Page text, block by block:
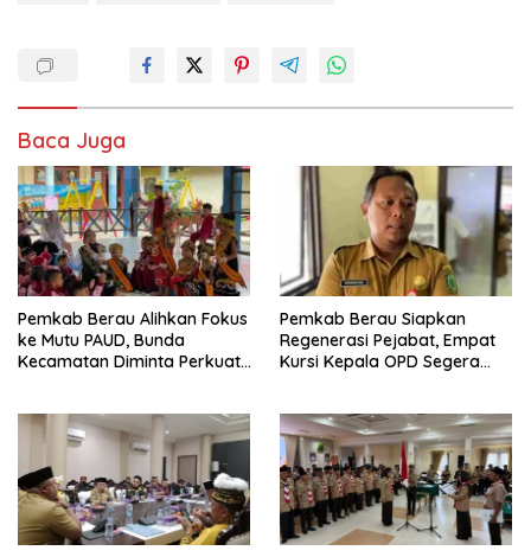
Baca Juga
Pemkab Berau Alihkan Fokus
ke Mutu PAUD, Bunda
Kecamatan Diminta Perkuat
Pemkab Berau Siapkan
Regenerasi Pejabat, Empat
Kursi Kepala OPD Segera